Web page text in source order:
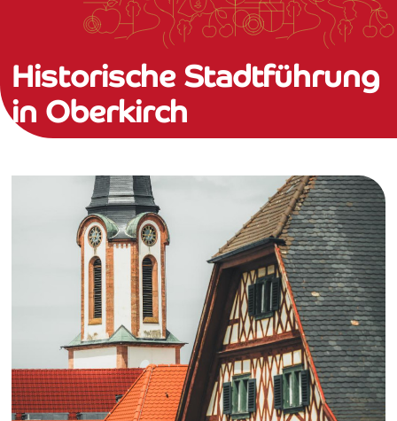
Historische Stadtführung
in Oberkirch